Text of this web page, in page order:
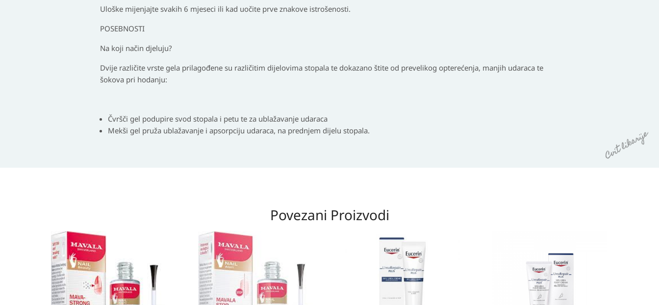
Uloške mijenjajte svakih 6 mjeseci ili kad uočite prve znakove istrošenosti.
POSEBNOSTI
Na koji način djeluju?
Dvije različite vrste gela prilagođene su različitim dijelovima stopala te dokazano štite od prevelikog opterećenja, manjih udaraca te
šokova pri hodanju:
Čvršči gel podupire svod stopala i petu te za ublažavanje udaraca
Mekši gel pruža ublažavanje i apsorpciju udaraca, na prednjem dijelu stopala.
Povezani Proizvodi